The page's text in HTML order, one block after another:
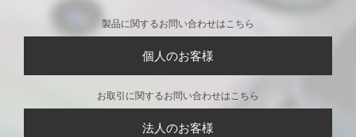
製品に関するお問い合わせはこちら
個人のお客様
お取引に関するお問い合わせはこちら
法人のお客様